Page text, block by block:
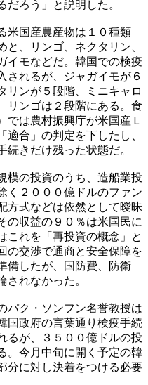
ろう」と説明した。
米国産農産物は１０種類
、リンゴ、ネクタリン、
イモなどだ。韓国での検疫
されるが、ジャガイモが６
リンが５段階、ミニキャロ
リンゴは２段階にある。食
では農村振興庁が米国産Ｌ
適合」の判定を下したし、
きだけ残った状態だ。
模の投資のうち、造船業投
く２０００億ドルのファン
方式などは依然として曖昧
の収益の９０％は米国民に
これを「再投資の概念」と
の交渉で通商と安全保障を
備したが、国防費、防衛
されなかった。
パク・ソンフン名誉教授は
国政府の言葉通り検疫手続
るが、３５００億ドルの投
。今月中旬に開く予定の韓
分に対し決着をつける必要